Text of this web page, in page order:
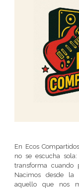
En Ecos
no se escucha
transforma cuando
Nacimos desde la
aquello que nos